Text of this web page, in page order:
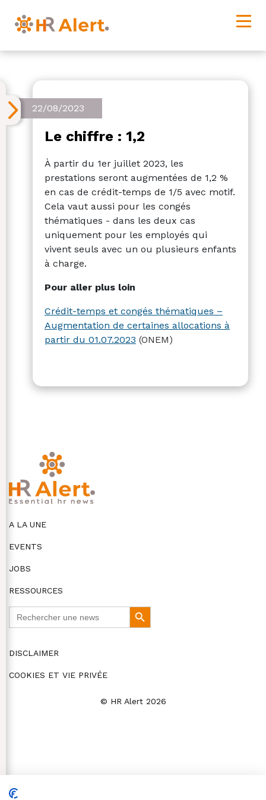
22/08/2023
Le chiffre : 1,2
À partir du 1er juillet 2023, les
prestations seront augmentées de 1,2 %
en cas de crédit-temps de 1/5 avec motif.
Cela vaut aussi pour les congés
thématiques - dans les deux cas
uniquement pour les employés qui
vivent seuls avec un ou plusieurs enfants
à charge.
Pour aller plus loin
Crédit-temps et congés thématiques –
Augmentation de certaines allocations à
partir du 01.07.2023 (ONEM)
A LA UNE
EVENTS
JOBS
RESSOURCES
Search
Button
DISCLAIMER
COOKIES ET VIE PRIVÉE
© HR Alert 2026